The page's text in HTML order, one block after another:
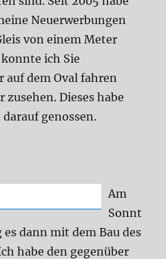
Neuerwerbungen
von einem Meter
ich Sie
auf dem Oval fahren
Dieses habe
genossen.
Am
Sonnt
es dann mit dem Bau des
habe den gegenüber